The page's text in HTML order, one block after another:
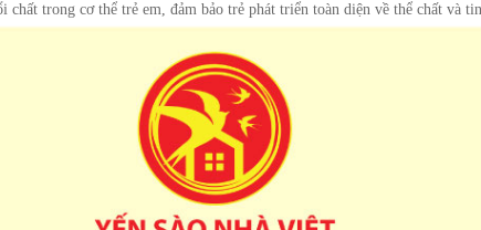
trong cơ thể trẻ em, đảm bảo trẻ phát triển toàn diện về thể chất và